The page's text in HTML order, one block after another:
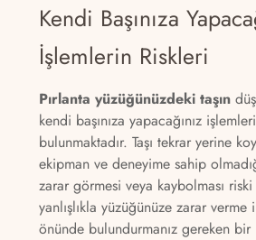
Kendi Başınıza
İşlemlerin Riskleri
Pırlanta yüzüğünüzdeki taşın
kendi başınıza yapacağınız
bulunmaktadır. Taşı tekrar yerine
ekipman ve deneyime sahip
zarar görmesi veya kaybolması
yanlışlıkla yüzüğünüze zarar
önünde bulundurmanız gereken bir